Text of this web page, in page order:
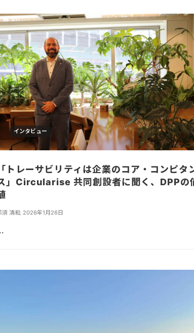
インタビュー
「トレーサビリティは企業のコア・コンピタ
」Circularise 共同創設者に聞く、DPPの
須 清和 2026年1月26日